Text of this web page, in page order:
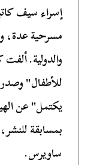
إسراء سيف
مسرحية عدة،
والدولية.
للأطفال"
يكتمل" عن
بمسابقة
ساويرس.